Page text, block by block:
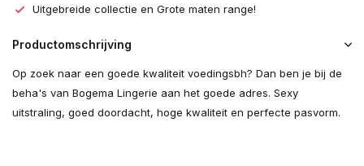
Uitgebreide collectie en Grote maten range!
Productomschrijving
Op zoek naar een goede kwaliteit voedingsbh? Dan ben je bij de
beha's van Bogema Lingerie aan het goede adres. Sexy
uitstraling, goed doordacht, hoge kwaliteit en perfecte pasvorm.